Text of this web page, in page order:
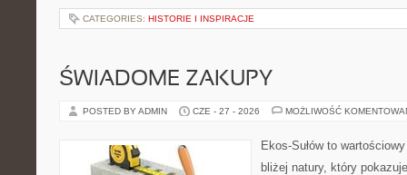
CATEGORIES: HISTORIE I INSPIRACJE
ŚWIADOME ZAKUPY
POSTED BY ADMIN CZE - 27 - 2026 MOŻLIWOŚĆ
Ekos-Sułów to
bliżej natury, który